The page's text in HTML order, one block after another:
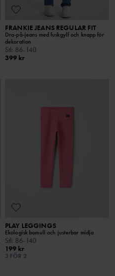
FRANKIE JEANS REGULAR FIT
Dra-på-jeans med fuskgylf och knapp för
dekoration
Stl: 86-140
399 kr
PLAY LEGGINGS
Ekologisk bomull och justerbar midja
Stl : 86-140
199 kr
3 FÖR 2